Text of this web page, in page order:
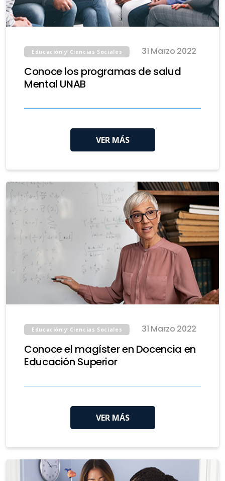
Educación y Ciencias Sociales 31 Marzo 2022
Conoce los programas de salud
Mental UNAB
VER MÁS
Educación y Ciencias Sociales 31 Marzo 2022
Conoce el magíster en Docencia en
Educación Superior
VER MÁS